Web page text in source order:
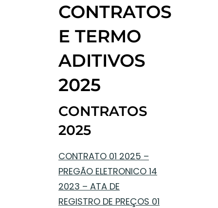
CONTRATOS
E TERMO
ADITIVOS
2025
CONTRATOS
2025
CONTRATO 01 2025 –
PREGÃO ELETRONICO 14
2023 – ATA DE
REGISTRO DE PREÇOS 01